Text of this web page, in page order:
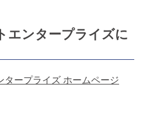
エンタープライズに
タープライズ ホームページ